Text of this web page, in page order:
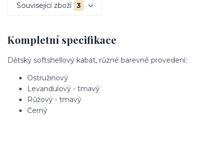
Související zboží 3
Kompletní specifikace
Dětský softshellový kabát, různé barevné provedení:
Ostružinový
Levandulový - tmavý
Růžový - tmavý
Černý